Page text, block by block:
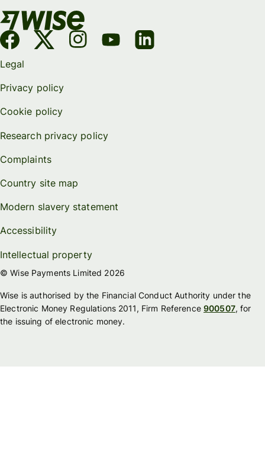
Legal
Privacy policy
Cookie policy
Research privacy policy
Complaints
Country site map
Modern slavery statement
Accessibility
Intellectual property
© Wise Payments Limited 2026
Wise is authorised by the Financial Conduct Authority under the
Electronic Money Regulations 2011, Firm Reference900507, for
the issuing of electronic money.